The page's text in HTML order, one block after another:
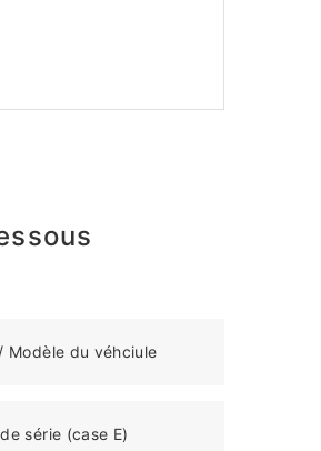
Modèle du véhciule
série (case E)